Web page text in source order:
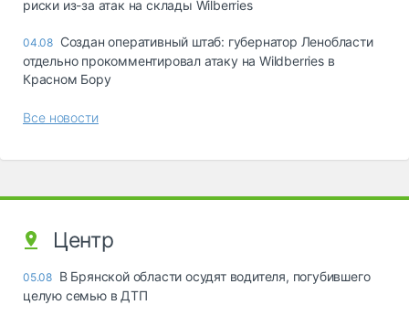
риски из-за атак на склады Wilberries
04.08 Создан оперативный штаб: губернатор Ленобласти
отдельно прокомментировал атаку на Wildberries в
Красном Бору
Все новости
Центр
05.08 В Брянской области осудят водителя, погубившего
целую семью в ДТП